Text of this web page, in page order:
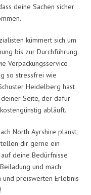
deine Sachen sicher
kümmert sich um
bis zur Durchführung.
Verpackungsservice
so stressfrei wie
Heidelberg hast
Seite, der dafür
abläuft.
North Ayrshire planst,
dir gerne ein
deine Bedürfnisse
und mach
preiswerten Erlebnis